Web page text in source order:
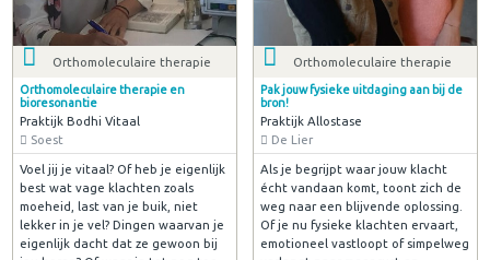
Orthomoleculaire therapie
Orthomoleculaire therapie en
bioresonantie
Praktijk Bodhi Vitaal
Soest
Voel jij je vitaal? Of heb je eigenlijk
best wat vage klachten zoals
moeheid, last van je buik, niet
lekker in je vel? Dingen waarvan je
eigenlijk dacht dat ze gewoon bij
Orthomoleculaire therapie
Pak jouw fysieke uitdaging aan bij de
bron!
Praktijk Allostase
De Lier
Als je begrijpt waar jouw klacht
écht vandaan komt, toont zich de
weg naar een blijvende oplossing.
Of je nu fysieke klachten ervaart,
emotioneel vastloopt of simpelweg